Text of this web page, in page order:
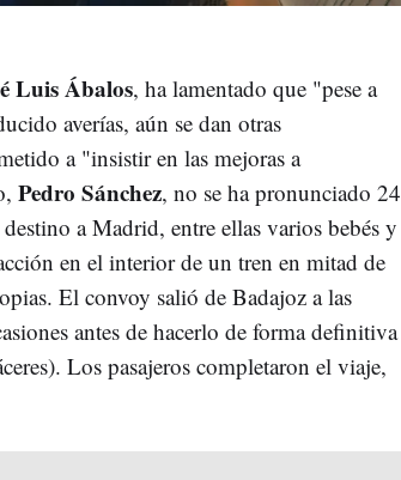
Luis Ábalos, ha lamentado que "pese a
averías, aún se dan otras
a "insistir en las mejoras a
Pedro Sánchez, no se ha pronunciado 24
a Madrid, entre ellas varios bebés y
en el interior de un tren en mitad de
El convoy salió de Badajoz a las
antes de hacerlo de forma definitiva
Los pasajeros completaron el viaje,